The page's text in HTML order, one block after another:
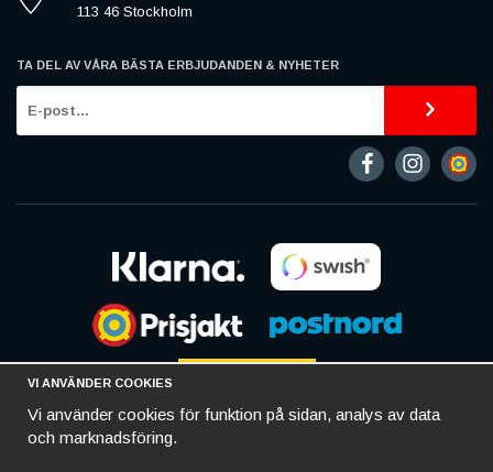
113 46 Stockholm
TA DEL AV VÅRA BÄSTA ERBJUDANDEN & NYHETER
VI ANVÄNDER COOKIES
Vi använder cookies för funktion på sidan, analys av data
och marknadsföring.